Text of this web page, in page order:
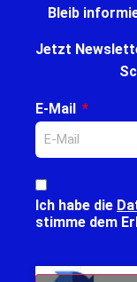
Bleib
Jetzt
E-Mail
Ich habe die
stimme dem